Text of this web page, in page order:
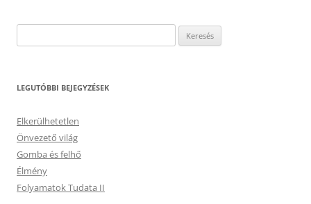
LEGUTÓBBI BEJEGYZÉSEK
Elkerülhetetlen
Önvezető világ
Gomba és felhő
Élmény
Folyamatok Tudata II